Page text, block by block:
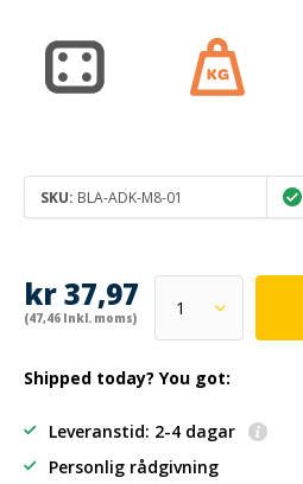
SKU: BLA-ADK-M8-01
kr 37,97
(47,46 Inkl. moms)
Shipped today? You got:
Leveranstid: 2-4 dagar
Personlig rådgivning